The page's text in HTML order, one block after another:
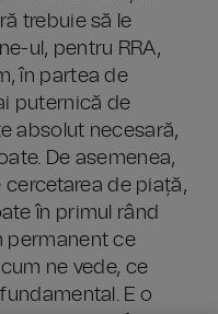
trebuie să le
ul, pentru RRA,
în partea de
puternică de
absolut necesară,
De asemenea,
cercetarea de piață,
în primul rând
permanent ce
ne vede, ce
E o